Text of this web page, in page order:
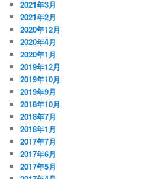
2021年3月
2021年2月
2020年12月
2020年4月
2020年1月
2019年12月
2019年10月
2019年9月
2018年10月
2018年7月
2018年1月
2017年7月
2017年6月
2017年5月